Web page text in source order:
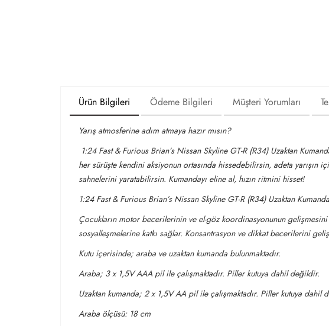
Ürün Bilgileri Ödeme Bilgileri Müşteri Yorumları
Yarış atmosferine adım atmaya hazır mısın?
1:24 Fast & Furious Brian’s Nissan Skyline GT-R (R34) Uzaktan
her sürüşte kendini aksiyonun ortasında hissedebilirsin, adeta yarışın
sahnelerini yaratabilirsin. Kumandayı eline al, hızın ritmini hisset!
1:24 Fast & Furious Brian’s Nissan Skyline GT-R (R34) Uzaktan
Çocukların motor becerilerinin ve el-göz koordinasyonunun
sosyalleşmelerine katkı sağlar. Konsantrasyon ve dikkat becerilerini
Kutu içerisinde; araba ve uzaktan kumanda bulunmaktadır.
Araba; 3 x 1,5V AAA pil ile çalışmaktadır. Piller kutuya dahil değildir.
Uzaktan kumanda; 2 x 1,5V AA pil ile çalışmaktadır. Piller kutuya dahil
Araba ölçüsü: 18 cm